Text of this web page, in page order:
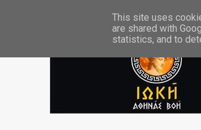
This site uses
are shared with
statistics, and to